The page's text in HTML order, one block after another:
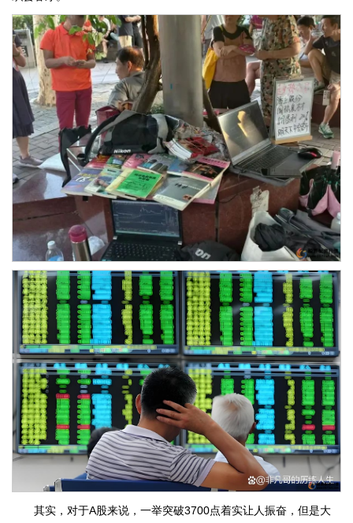
其实，对于A股来说，一举突破3700点着实让人振奋，但是大